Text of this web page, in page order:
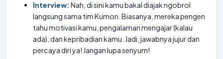
Interview: Nah, di sini kamu bakal diajak ngobrol
langsung sama tim Kumon. Biasanya, mereka pengen
tahu motivasi kamu, pengalaman mengajar (kalau
ada), dan kepribadian kamu. Jadi, jawabnya jujur dan
percaya diri ya! Jangan lupa senyum!